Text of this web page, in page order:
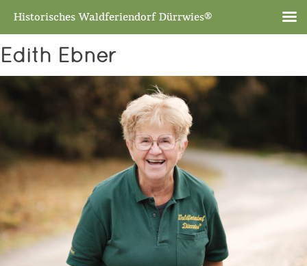
Skip
content
Edith Ebner
Historisches Waldferiendorf Dürrwies®